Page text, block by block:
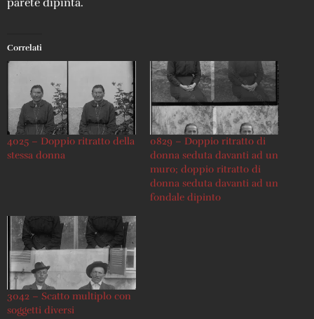
Correlati
4025 – Doppio ritratto della
stessa donna
0829 – Doppio ritratto di
donna seduta davanti ad un
muro; doppio ritratto di
donna seduta davanti ad un
fondale dipinto
3042 – Scatto multiplo con
soggetti diversi